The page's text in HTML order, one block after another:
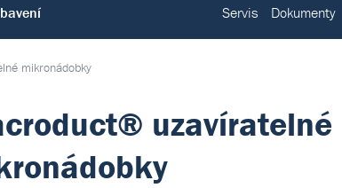
Servis Dokumenty
mikronádobky
uzavíratelné